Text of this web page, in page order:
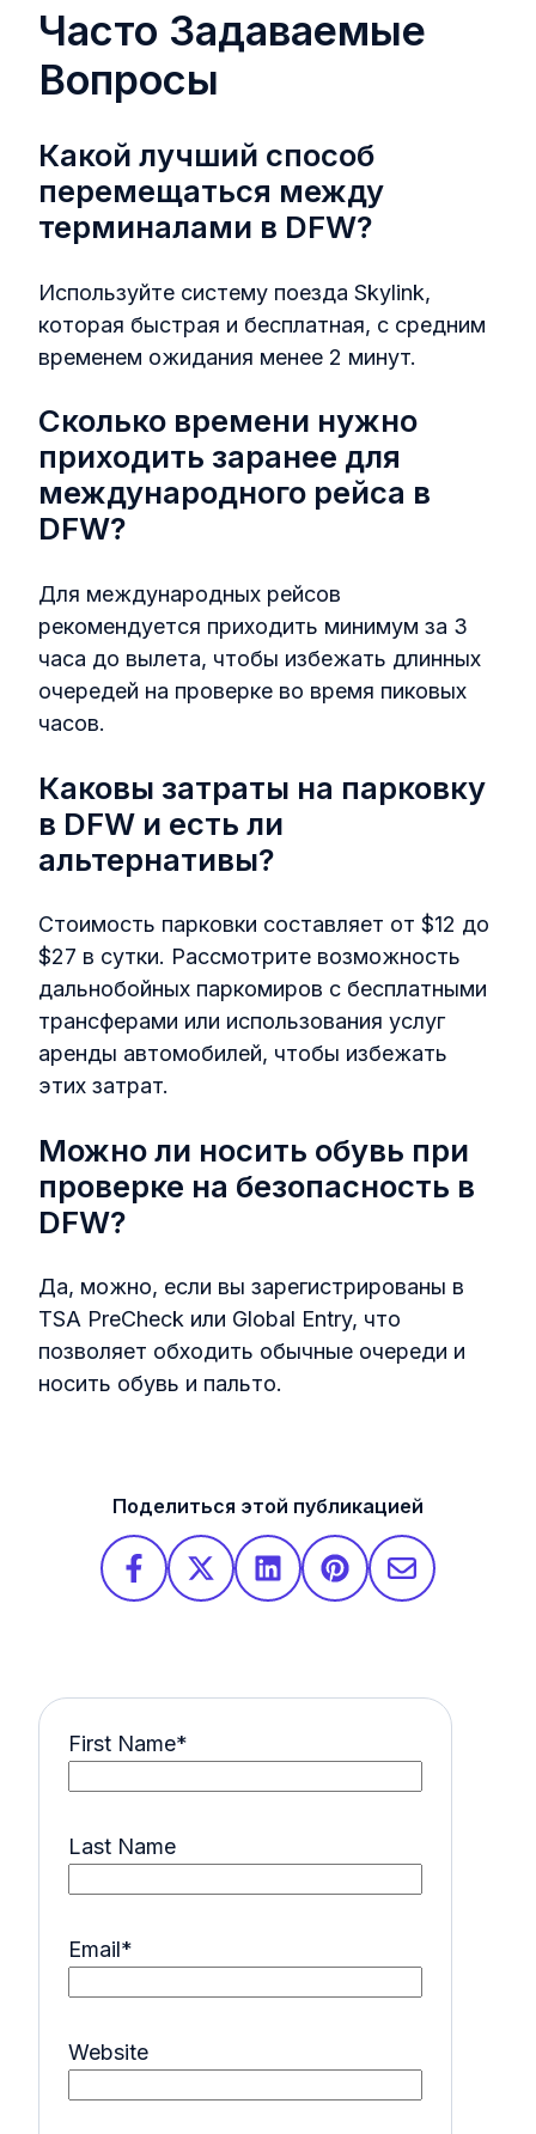
Часто Задаваемые
Вопросы
Какой лучший способ
перемещаться между
терминалами в DFW?
Используйте систему поезда Skylink,
которая быстрая и бесплатная, с средним
временем ожидания менее 2 минут.
Сколько времени нужно
приходить заранее для
международного рейса в
DFW?
Для международных рейсов
рекомендуется приходить минимум за 3
часа до вылета, чтобы избежать длинных
очередей на проверке во время пиковых
часов.
Каковы затраты на парковку
в DFW и есть ли
альтернативы?
Стоимость парковки составляет от $12 до
$27 в сутки. Рассмотрите возможность
дальнобойных паркомиров с бесплатными
трансферами или использования услуг
аренды автомобилей, чтобы избежать
этих затрат.
Можно ли носить обувь при
проверке на безопасность в
DFW?
Да, можно, если вы зарегистрированы в
TSA PreCheck или Global Entry, что
позволяет обходить обычные очереди и
носить обувь и пальто.
Поделиться этой публикацией
First Name*
Last Name
Email*
Website